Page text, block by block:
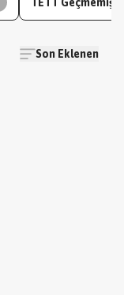
Son Eklenen